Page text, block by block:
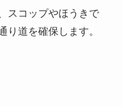
スコップやほうきで
り道を確保します。